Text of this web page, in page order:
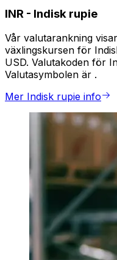
INR - Indisk rupie
Vår valutarankning
växlingskursen för
USD. Valutakoden för
Valutasymbolen är ₹.
Mer Indisk rupie info